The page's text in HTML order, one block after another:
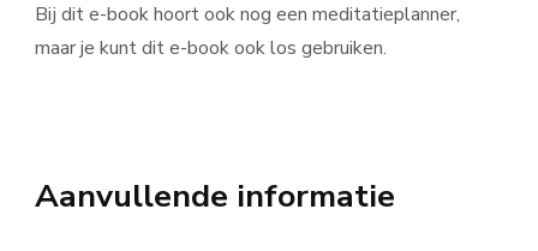
Bij dit e-book hoort ook nog een meditatieplanner,
maar je kunt dit e-book ook los gebruiken.
Aanvullende informatie